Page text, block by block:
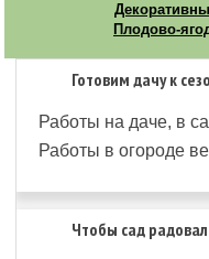
Плодово-
Готовим дачу к
Работы на даче, в
Работы в огороде
Чтобы сад радовал